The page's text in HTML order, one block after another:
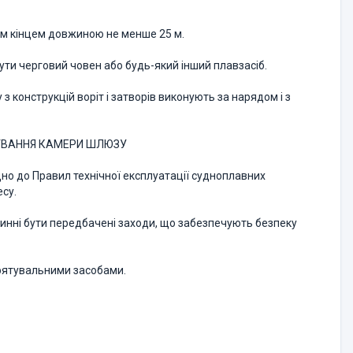
кінцем довжиною не менше 25 м.
черговий човен або будь-який інший плавзасіб.
воріт і затворів виконують за нарядом і з
КАМЕРИ ШЛЮЗУ
до Правил технічної експлуатації судноплавних
бути передбачені заходи, що забезпечують безпеку
засобами.